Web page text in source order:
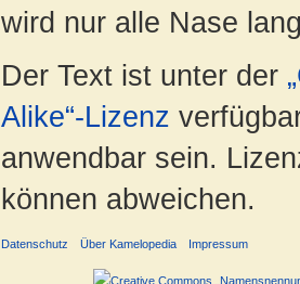
wird nur alle Nase
Der Text ist unter der
Alike“-Lizenz
anwendbar sein.
können abweichen.
Datenschutz Über Kamelopedia Impressum